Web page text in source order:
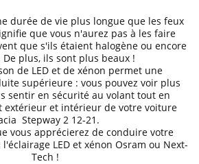
durée de vie plus longue que les feux
que vous n'aurez pas à les faire
que s'ils étaient halogène ou encore
De plus, ils sont plus beaux !
de LED et de xénon permet une
supérieure: vous pouvez voir plus
sentir en sécurité au volant tout en
extérieur et intérieur de votre voiture
Stepway 2 12-21 .
vous apprécierez de conduirevotre
LED et xénon Osram ou Next-
Tech !